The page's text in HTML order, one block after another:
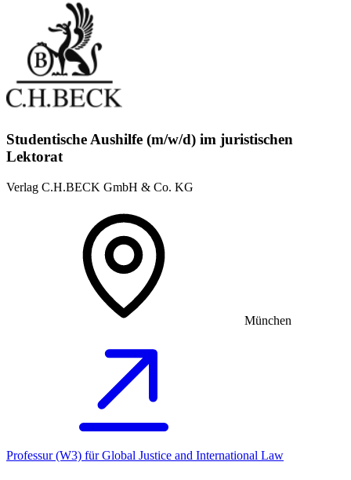
Studentische Aushilfe (m/w/d) im juristischen
Lektorat
Verlag C.H.BECK GmbH & Co. KG
München
Professur (W3) für Global Justice and International Law